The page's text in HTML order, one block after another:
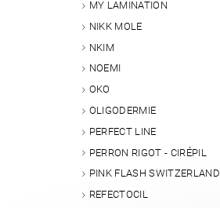
MY LAMINATION
NIKK MOLE
NKIM
NOEMI
OKO
OLIGODERMIE
PERFECT LINE
PERRON RIGOT - CIRÉPIL
PINK FLASH SWITZERLAND
REFECTOCIL